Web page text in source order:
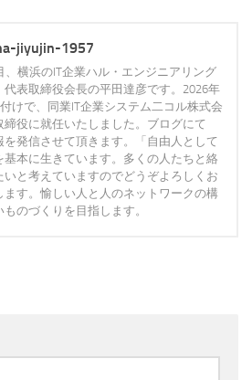
jiyujin-1957
、横浜のIT企業ハル・エンジニアリング
代表取締役会長の平田達彦です。2026年
けで、同業IT企業システム二コル株式会
締役に就任いたしました。ブログにて
を発信させて頂きます。「自由人として
基本に生きています。多くの人たちと絡
いと考えていますのでどうぞよろしくお
ます。愉しい人と人のネットワークの構
のづくりを目指します。